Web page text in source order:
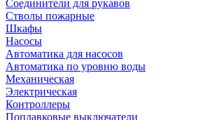
Соединители для рукавов
Стволы пожарные
Шкафы
Насосы
Автоматика для насосов
Автоматика по уровню воды
Механическая
Электрическая
Контроллеры
Поплавковые выключатели